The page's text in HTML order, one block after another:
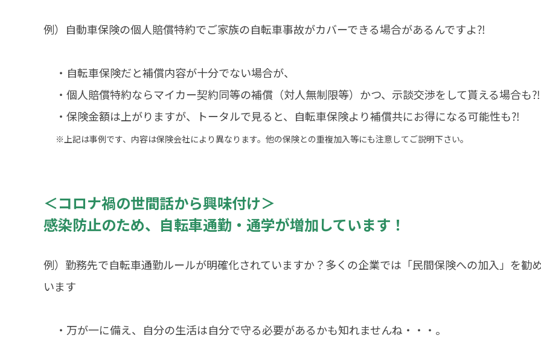
例）自動車保険の個人賠償特約でご家族の自転車事故がカバーできる場合があるんですよ⁈
・自転車保険だと補償内容が十分でない場合が、
・個人賠償特約ならマイカー契約同等の補償（対人無制限等）かつ、示談交渉をして貰える場合も⁈
・保険金額は上がりますが、トータルで見ると、自転車保険より補償共にお得になる可能性も⁈
※上記は事例です、内容は保険会社により異なります。他の保険との重複加入等にも注意してご説明下さい。
＜コロナ禍の世間話から興味付け＞
感染防止のため、自転車通勤・通学が増加しています！
例）勤務先で自転車通勤ルールが明確化されていますか？多くの企業では「民間保険への加入」を勧
います
・万が一に備え、自分の生活は自分で守る必要があるかも知れませんね・・・。